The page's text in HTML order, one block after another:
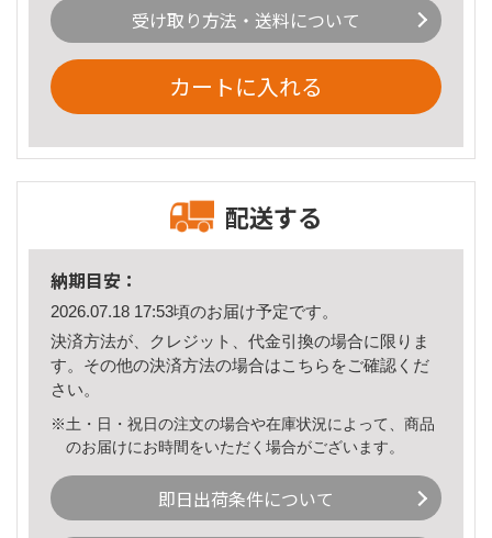
受け取り方法・送料について
カートに入れる
配送する
納期目安：
2026.07.18 17:53頃のお届け予定です。
決済方法が、クレジット、代金引換の場合に限りま
す。その他の決済方法の場合はこちら をご確認くだ
さい。
※土・日・祝日の注文の場合や在庫状況によって、商品
のお届けにお時間をいただく場合がございます。
即日出荷条件について